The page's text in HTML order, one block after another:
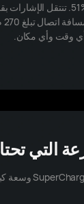
اتصال تبلغ 270 م
وقت وأي مكان.
التي